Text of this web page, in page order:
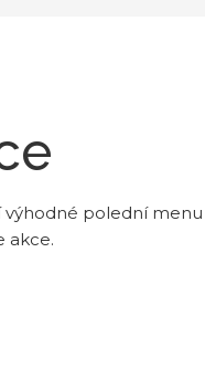
polední menu
akce.